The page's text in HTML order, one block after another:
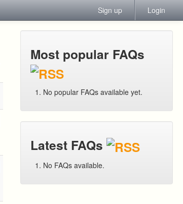
Sign up Login
Most popular FAQs
No popular FAQs available yet.
Latest FAQs
No FAQs available.